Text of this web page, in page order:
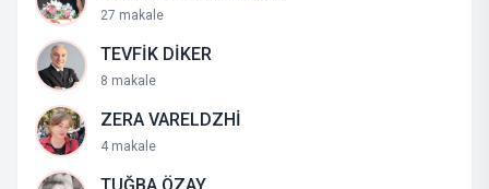
27 makale
TEVFİK DİKER
8 makale
ZERA VARELDZHİ
4 makale